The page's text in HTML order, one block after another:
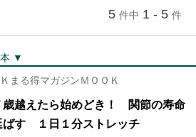
5 件中 1 - 5 件
▼
まる得マガジンＭＯＯＫ
歳越えたら始めどき！ 関節の寿命
ばす １日１分ストレッチ